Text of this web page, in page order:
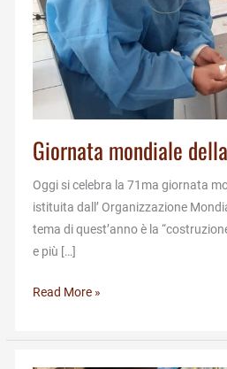
Giornata mondiale
Oggi si celebra la 71ma giornata
istituita dall’ Organizzazione
tema di quest’anno è la
e più […]
Giornata
Read More »